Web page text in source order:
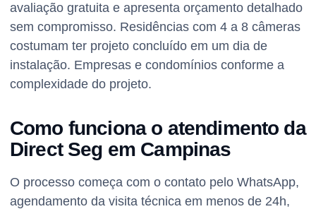
avaliação gratuita e apresenta orçamento detalhado
sem compromisso. Residências com 4 a 8 câmeras
costumam ter projeto concluído em um dia de
instalação. Empresas e condomínios conforme a
complexidade do projeto.
Como funciona o atendimento da
Direct Seg em Campinas
O processo começa com o contato pelo WhatsApp,
agendamento da visita técnica em menos de 24h,